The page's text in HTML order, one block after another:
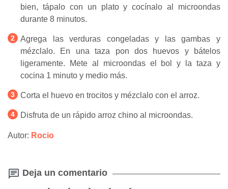
bien, tápalo con un plato y cocínalo al microondas
durante 8 minutos.
Agrega las verduras congeladas y las gambas y
mézclalo. En una taza pon dos huevos y bátelos
ligeramente. Mete al microondas el bol y la taza y
cocina 1 minuto y medio más.
Corta el huevo en trocitos y mézclalo con el arroz.
Disfruta de un rápido arroz chino al microondas.
Autor: Rocio
Deja un comentario